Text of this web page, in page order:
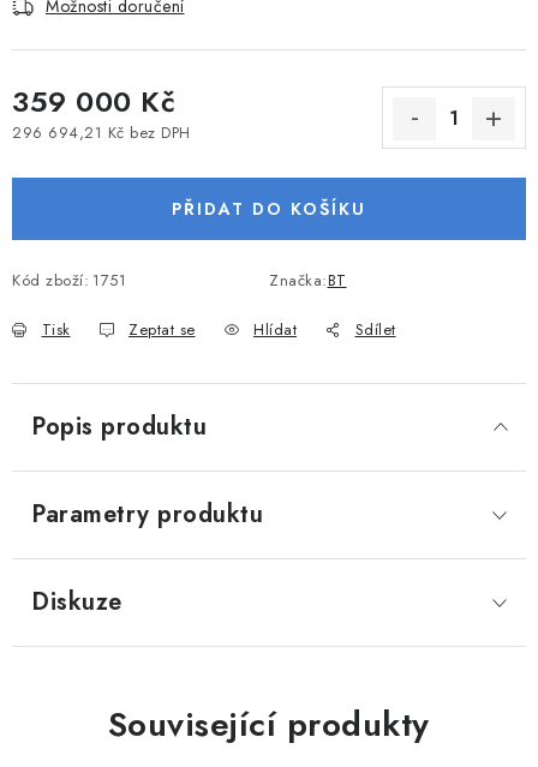
PŘÍSLUŠENSTVÍ K ČLUNŮM
ZNAČKY
Doprava a platba Servis
Reklamace
Obchodní podmínky
Podmínky ochrany osobních údajů
Možnosti doručení
359 000 Kč
296 694,21 Kč bez DPH
PŘIDAT DO KOŠÍKU
Kód zboží: 1751 Značka:BT
Tisk Zeptat se Hlídat Sdílet
Popis produktu
Parametry produktu
Diskuze
Související produkty